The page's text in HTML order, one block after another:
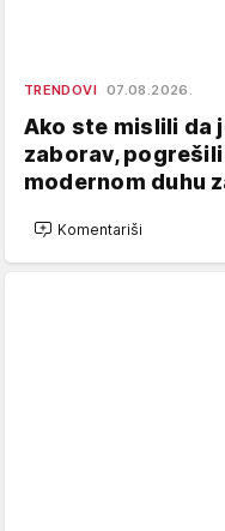
TRENDOVI 07.08.2026.
Ako ste mislili da
zaborav,
modernom duhu
Komentariši